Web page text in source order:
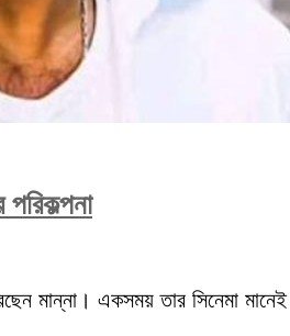
মান্না। একসময় তার সিনেমা